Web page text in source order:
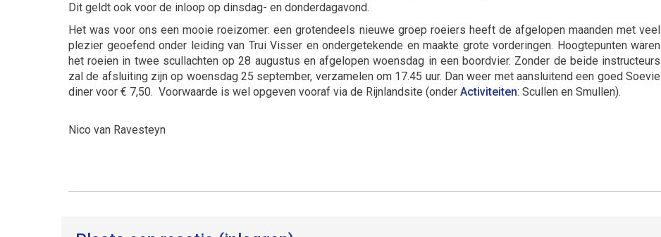
Dit geldt ook voor de inloop op dinsdag- en donderdagavond.
Het was voor ons een mooie roeizomer: een grotendeels nieuwe groep roeiers heeft de afgelopen maanden met veel
plezier geoefend onder leiding van Trui Visser en ondergetekende en maakte grote vorderingen. Hoogtepunten waren
het roeien in twee scullachten op 28 augustus en afgelopen woensdag in een boordvier. Zonder de beide instructeurs
zal de afsluiting zijn op woensdag 25 september, verzamelen om 17.45 uur. Dan weer met aansluitend een goed Soevie
diner voor € 7,50. Voorwaarde is wel opgeven vooraf via de Rijnlandsite (onder Activiteiten: Scullen en Smullen).
Nico van Ravesteyn